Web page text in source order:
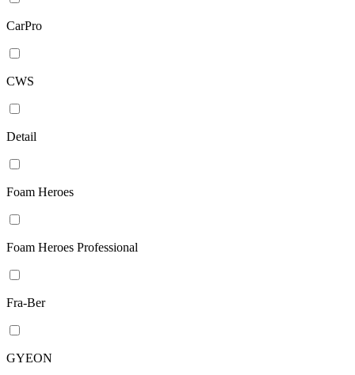
CarPro
CWS
Detail
Foam Heroes
Foam Heroes Professional
Fra-Ber
GYEON